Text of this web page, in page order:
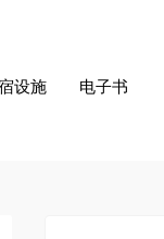
设施 电子书